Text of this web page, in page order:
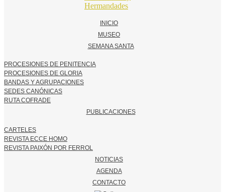
INICIO
MUSEO
SEMANA SANTA
PROCESIONES DE PENITENCIA
PROCESIONES DE GLORIA
BANDAS Y AGRUPACIONES
SEDES CANÓNICAS
RUTA COFRADE
PUBLICACIONES
CARTELES
REVISTA ECCE HOMO
REVISTA PAIXÓN POR FERROL
NOTICIAS
AGENDA
CONTACTO